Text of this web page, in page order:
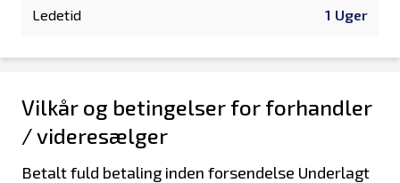
Ledetid 1 Uger
Vilkår og betingelser for forhandler
/ videresælger
Betalt fuld betaling inden forsendelse Underlagt